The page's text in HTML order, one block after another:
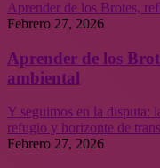
Aprender de los Brotes,
Febrero 27, 2026
Aprender de los
ambiental
Y seguimos en la disputa:
refugio y horizonte de
Febrero 27, 2026